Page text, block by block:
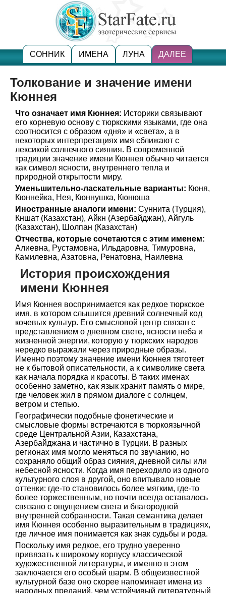
СОННИК ИМЕНА ЛУНА ДАЛЕЕ
Толкование и значение имени
Кюннея
Что означает имя Кюннея: Историки связывают
его корневую основу с тюркскими языками, где она
соотносится с образом «дня» и «света», а в
некоторых интерпретациях имя сближают с
лексикой солнечного сияния. В современной
традиции значение имени Кюннея обычно читается
как символ ясности, внутреннего тепла и
природной открытости миру.
Уменьшительно-ласкательные варианты: Кюня,
Кюннейка, Нея, Кюннушка, Кюнюша
Иностранные аналоги имени: Суннита (Турция),
Кншат (Казахстан), Айкн (Азербайджан), Айгуль
(Казахстан), Шолпан (Казахстан)
Отчества, которые сочетаются с этим именем:
Алиевна, Рустамовна, Ильдаровна, Тимуровна,
Камилевна, Азатовна, Ренатовна, Наилевна
История происхождения
имени Кюннея
Имя Кюннея воспринимается как редкое тюркское
имя, в котором слышится древний солнечный код
кочевых культур. Его смысловой центр связан с
представлением о дневном свете, ясности неба и
жизненной энергии, которую у тюркских народов
нередко выражали через природные образы.
Именно поэтому значение имени Кюннея тяготеет
не к бытовой описательности, а к символике света
как начала порядка и красоты. В таких именах
особенно заметно, как язык хранит память о мире,
где человек жил в прямом диалоге с солнцем,
ветром и степью.
Географически подобные фонетические и
смысловые формы встречаются в тюркоязычной
среде Центральной Азии, Казахстана,
Азербайджана и частично в Турции. В разных
регионах имя могло меняться по звучанию, но
сохраняло общий образ сияния, дневной силы или
небесной ясности. Когда имя переходило из одного
культурного слоя в другой, оно впитывало новые
оттенки: где-то становилось более мягким, где-то
более торжественным, но почти всегда оставалось
связано с ощущением света и благородной
внутренней собранности. Такая семантика делает
имя Кюннея особенно выразительным в традициях,
где личное имя понимается как знак судьбы и рода.
Поскольку имя редкое, его трудно уверенно
привязать к широкому корпусу классической
художественной литературы, и именно в этом
заключается его особый шарм. В общеизвестной
культурной базе оно скорее напоминает имена из
народных преданий, чем устойчивый литературный